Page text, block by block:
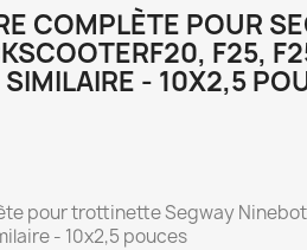
COMPLÈTE POUR
F25,
- 10X2,5
pour trottinette Segway Ninebot
- 10x2,5 pouces